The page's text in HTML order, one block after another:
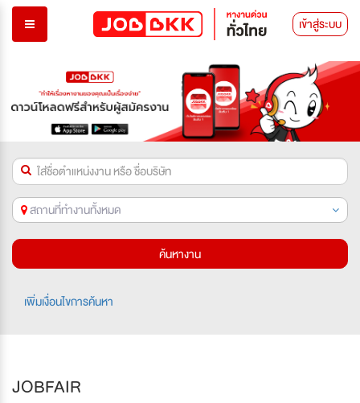
เข้าสู่ระบบ
สถานที่ทำงานทั้งหมด
ค้นหางาน
เพิ่มเงื่อนไขการค้นหา
JOBFAIR